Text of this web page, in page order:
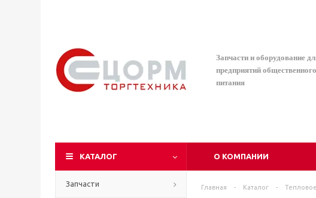
Запчасти и оборудование
предприятий общественного
питания
КАТАЛОГ О КОМПАНИИ
Запчасти Главная - Каталог -